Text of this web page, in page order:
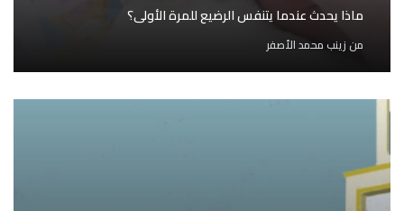
ماذا يحدث عندما يتنفس الرضيع للمرة الأولى؟
من زينب محمد الأصفر